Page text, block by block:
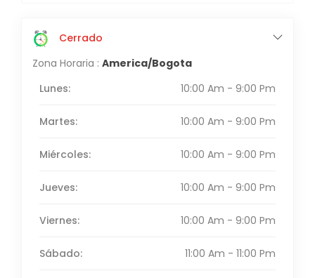
Cerrado
Zona Horaria : America/Bogota
Lunes:
10:00 Am - 9:00 Pm
Martes: 10:00 Am - 9:00 Pm
Miércoles: 10:00 Am - 9:00 Pm
Jueves: 10:00 Am - 9:00 Pm
Viernes: 10:00 Am - 9:00 Pm
Sábado: 11:00 Am - 11:00 Pm